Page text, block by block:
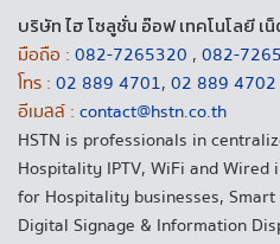
บริษัท ไฮ โซลูชั่น อ๊อฟ เทคโนโลยี เ
มือถือ : 082-7265320 , 082-
โทร : 02 889 4701, 02 889 4702
อีเมลล์ : contact@hstn.co.th
HSTN is professionals in
Hospitality IPTV, WiFi and
for Hospitality businesses, Smart
Digital Signage & Information